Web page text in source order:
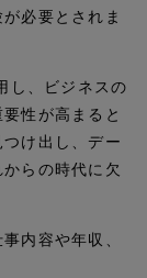
必要とされま
し、ビジネスの
性が高まると
け出し、デー
らの時代に欠
内容や年収、